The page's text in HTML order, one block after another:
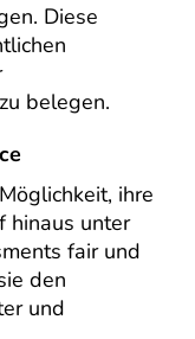
Diese
belegen.
ihre
hinaus unter
fair und
den
und